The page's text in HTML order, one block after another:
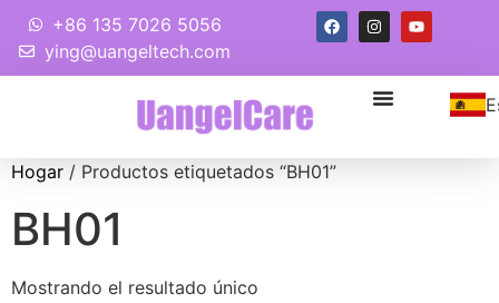
+86 135 7026 5056
ying@uangeltech.com
Hogar / Productos etiquetados “BH01”
BH01
Mostrando el resultado único